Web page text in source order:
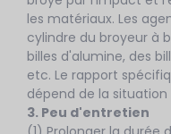
les matériaux. Les
cylindre du broyeur à
billes d'alumine, des
etc. Le rapport
dépend de la
3. Peu d'entretien